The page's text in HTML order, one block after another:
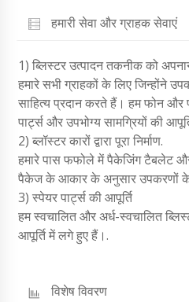
हमारी सेवा और ग्राहक सेवाएं
1) ब्लिस्टर उत्पादन तकनीक को
हमारे सभी ग्राहकों के लिए जिन्होंने
साहित्य प्रदान करते हैं। हम फोन और
पार्ट्स और उपभोग्य सामग्रियों की
2) ब्लॉस्टर कारों द्वारा पूरा निर्माण.
हमारे पास फफोले में पैकेजिंग टैबलेट
पैकेज के आकार के अनुसार उपकरणों के
3) स्पेयर पार्ट्स की आपूर्ति
हम स्वचालित और अर्ध-स्वचालित
आपूर्ति में लगे हुए हैं।.
विशेष विवरण